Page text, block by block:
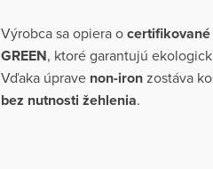
Výrobca sa opiera ocertifikované
GREEN, ktoré garantujú
Vďaka úprave non-ironzostáva
bez nutnosti žehlenia.